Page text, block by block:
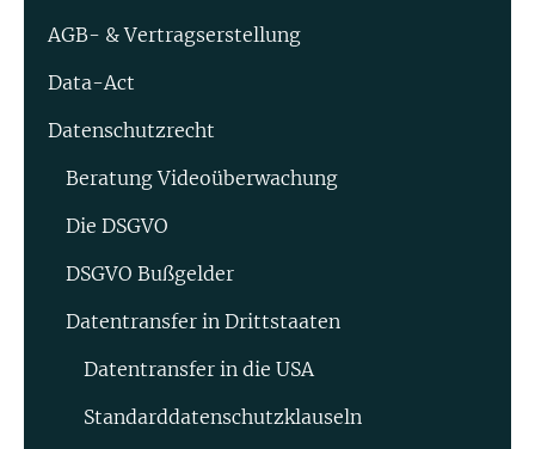
AGB- & Vertragserstellung
Data-Act
Datenschutzrecht
Beratung Video­überwachung
Die DSGVO
DSGVO Bußgelder
Datentransfer in Drittstaaten
Datentransfer in die USA
Standard­datenschutz­klauseln